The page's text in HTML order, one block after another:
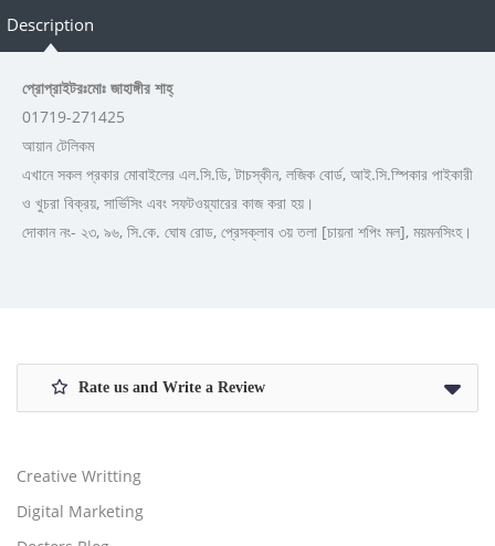
Description
প্রোপ্রাইটরঃমোঃ জাহাঙ্গীর শাহ্
01719-271425
আয়ান টেলিকম
এখানে সকল প্রকার মোবাইলের এল.সি.ডি, টাচস্কীন, লজিক বোর্ড, আই.সি.স্পিকার পাইকারী
ও খুচরা বিক্রয়, সার্ভিসিং এবং সফটওয়্যারের কাজ করা হয়।
দোকান নং- ২৩, ৯৬, সি.কে. ঘোষ রোড, প্রেসক্লাব ৩য় তলা [চায়না শপিং মল], ময়মনসিংহ।
Rate us and Write a Review
Creative Writting
Digital Marketing